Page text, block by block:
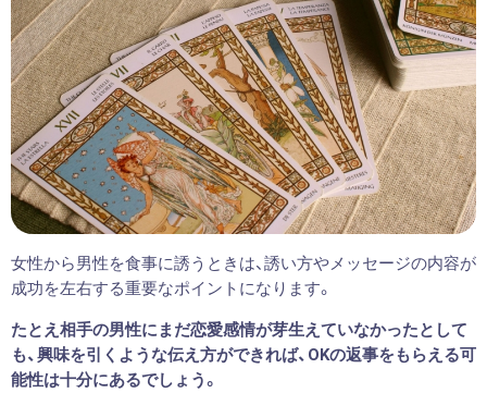
女性から男性を食事に誘うときは、誘い方やメッセージの内容が
成功を左右する重要なポイントになります。
たとえ相手の男性にまだ恋愛感情が芽生えていなかったとして
も、興味を引くような伝え方ができれば、OKの返事をもらえる可
能性は十分にあるでしょう。